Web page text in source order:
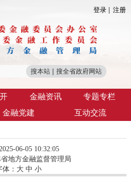
登录 注册
金融资讯
专题专栏
金融党建 互动交流
06-05 10:32:05
地方金融监督管理局
体： 大 中 小